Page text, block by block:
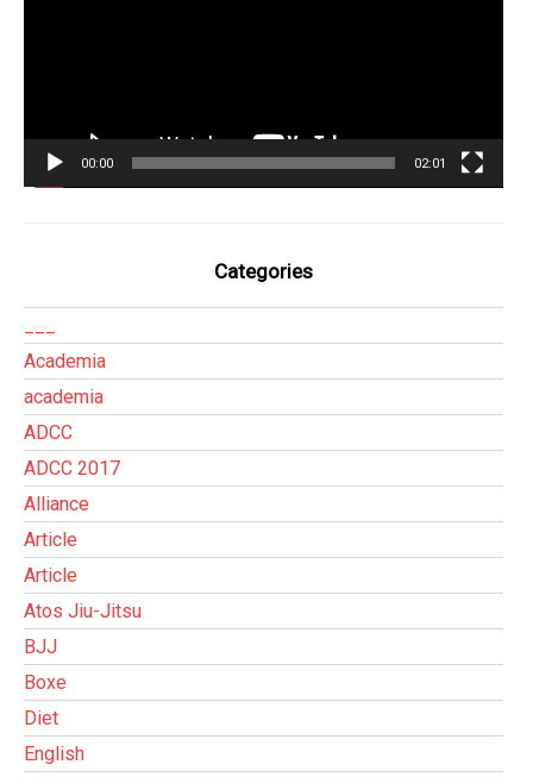
00:00 02:01
Categories
Academia
academia
ADCC
ADCC 2017
Alliance
Article
Article
Atos Jiu-Jitsu
BJJ
Boxe
Diet
English